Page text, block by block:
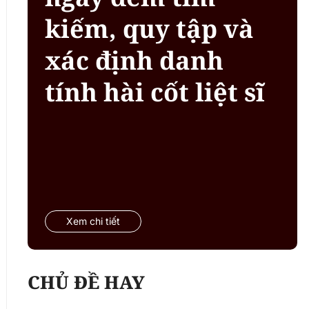
kiếm, quy tập và
xác định danh
tính hài cốt liệt sĩ
Xem chi tiết
CHỦ ĐỀ HAY